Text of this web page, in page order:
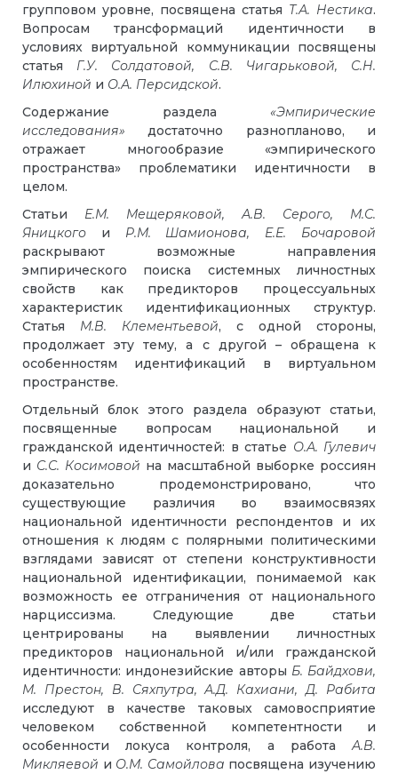
групповом уровне, посвящена статья Т.А. Нестика.
Вопросам трансформаций идентичности в
условиях виртуальной коммуникации посвящены
статья Г.У. Солдатовой, С.В. Чигарьковой, С.Н.
Илюхиной и О.А. Персидской.
Содержание раздела «Эмпирические
исследования» достаточно разнопланово, и
отражает многообразие «эмпирического
пространства» проблематики идентичности в
целом.
Статьи Е.М. Мещеряковой, А.В. Серого, М.С.
Яницкого и Р.М. Шамионова, Е.Е. Бочаровой
раскрывают возможные направления
эмпирического поиска системных личностных
свойств как предикторов процессуальных
характеристик идентификационных структур.
Статья М.В. Клементьевой, с одной стороны,
продолжает эту тему, а с другой – обращена к
особенностям идентификаций в виртуальном
пространстве.
Отдельный блок этого раздела образуют статьи,
посвященные вопросам национальной и
гражданской идентичностей: в статье О.А. Гулевич
и С.С. Косимовой на масштабной выборке россиян
доказательно продемонстрировано, что
существующие различия во взаимосвязях
национальной идентичности респондентов и их
отношения к людям с полярными политическими
взглядами зависят от степени конструктивности
национальной идентификации, понимаемой как
возможность ее отграничения от национального
нарциссизма. Следующие две статьи
центрированы на выявлении личностных
предикторов национальной и/или гражданской
идентичности: индонезийские авторы Б. Байдхови,
М. Престон, В. Сяхпутра, А.Д. Кахиани, Д.
Рабита
исследуют в качестве таковых самовосприятие
человеком собственной компетентности и
особенности локуса контроля, а работаА.В.
Микляевой и О.М. Самойлова посвящена изучению